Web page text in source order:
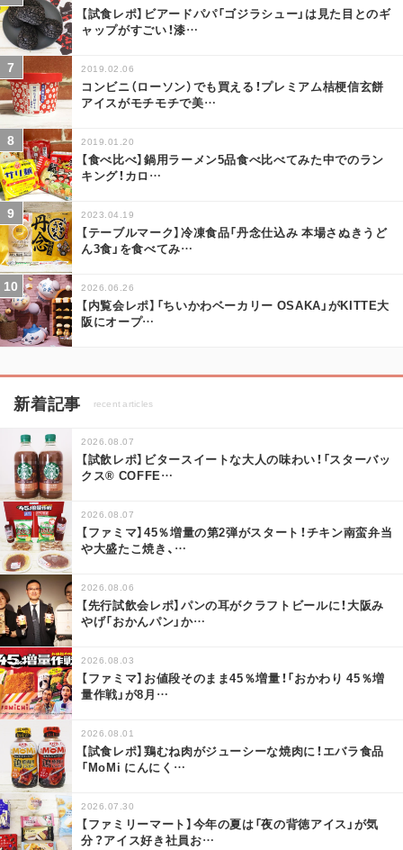
【試食レポ】ビアードパパ「ゴジラシュー」は見た目とのギ
ャップがすごい！漆…
2019.02.06
コンビニ（ローソン）でも買える！プレミアム桔梗信玄餅
アイスがモチモチで美…
2019.01.20
【食べ比べ】鍋用ラーメン5品食べ比べてみた中でのラン
キング！カロ …
2023.04.19
【テーブルマーク】冷凍食品「丹念仕込み 本場さぬきうど
ん3食」を食べてみ…
2026.06.26
【内覧会レポ】「ちいかわベーカリー OSAKA」がKITTE大
阪にオープ…
新着記事 recent articles
2026.08.07
【試飲レポ】ビタースイートな大人の味わい！「スターバッ
クス® COFFE…
2026.08.07
【ファミマ】45％増量の第2弾がスタート！チキン南蛮弁当
や大盛たこ焼き、 …
2026.08.06
【先行試飲会レポ】パンの耳がクラフトビールに！大阪み
やげ「おかんパン」か…
2026.08.03
【ファミマ】お値段そのまま45％増量！「おかわり 45％増
量作戦」が8月 …
2026.08.01
【試食レポ】鶏むね肉がジューシーな焼肉に！エバラ食品
「MoMi にんにく …
2026.07.30
【ファミリーマート】今年の夏は「夜の背徳アイス」が気
分？アイス好き社員お…